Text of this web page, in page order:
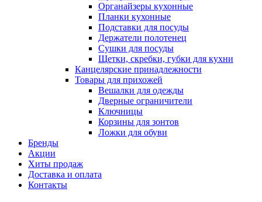
Органайзеры кухонные
Планки кухонные
Подставки для посуды
Держатели полотенец
Сушки для посуды
Щетки, скребки, губки для кухни
Канцелярские принадлежности
Товары для прихожей
Вешалки для одежды
Дверные ограничители
Ключницы
Корзины для зонтов
Ложки для обуви
Бренды
Акции
Хиты продаж
Доставка и оплата
Контакты